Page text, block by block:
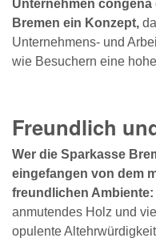
Unternehmen
Bremen ein Konzept,
Unternehmens- und
wie Besuchern eine
Freundlich
Wer die Sparkasse
eingefangen von dem
freundlichen Ambiente:
anmutendes Holz und
opulente